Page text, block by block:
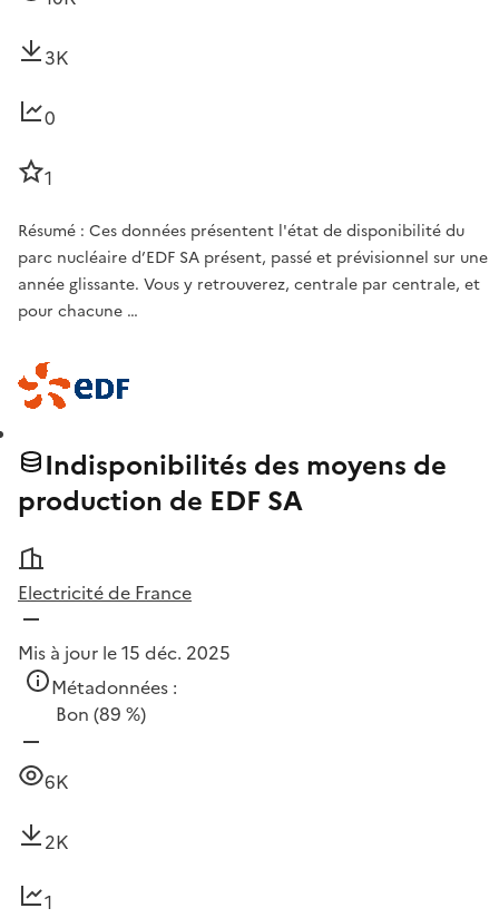
3K
0
1
Résumé : Ces données présentent l'état de disponibilité du
parc nucléaire d’EDF SA présent, passé et prévisionnel sur une
année glissante. Vous y retrouverez, centrale par centrale, et
pour chacune …
Indisponibilités des moyens de
production de EDF SA
Electricité de France
Mis à jour le 15 déc. 2025
Métadonnées :
Bon (89 %)
6K
2K
1